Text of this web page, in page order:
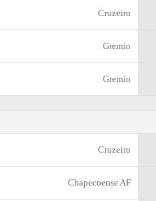
Cruzeiro
Gremio
Gremio
Cruzeiro
Chapecoense AF